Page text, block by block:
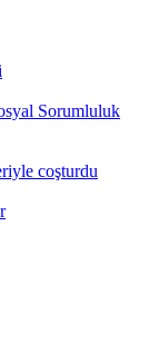
Sorumluluk
coşturdu